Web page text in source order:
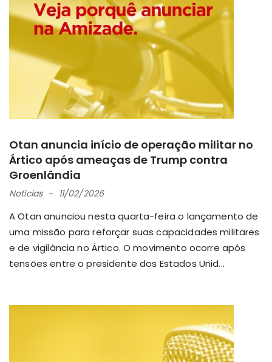
Otan anuncia início de operação militar no
Ártico após ameaças de Trump contra
Groenlândia
Notícias 11/02/2026
A Otan anunciou nesta quarta-feira o lançamento de
uma missão para reforçar suas capacidades militares
e de vigilância no Ártico. O movimento ocorre após
tensões entre o presidente dos Estados Unid...